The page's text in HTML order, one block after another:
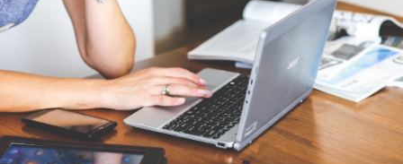
人気記事一覧
カテゴリー別
鑑定 占い師 キャンペーン
キーワード別